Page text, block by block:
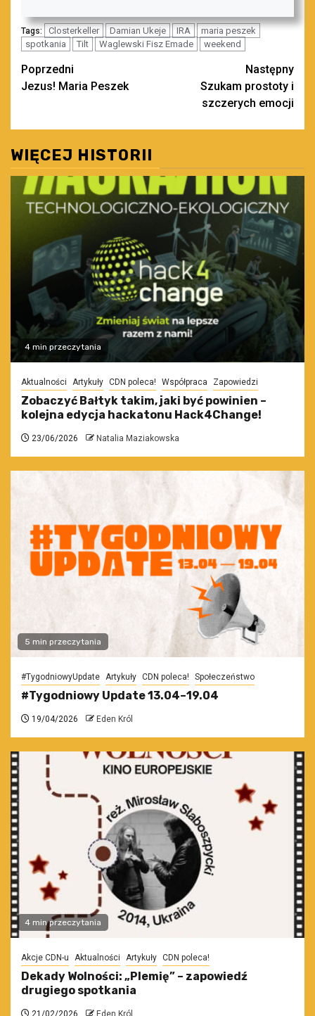
Tags: Closterkeller Damian Ukeje IRA
maria peszek
spotkania
Tilt Waglewski Fisz Emade weekend
Zobacz
wpisy
Poprzedni
Jezus! Maria Peszek
Następny
Szukam prostoty i
szczerych emocji
WIĘCEJ HISTORII
4 min przeczytania
Aktualności Artykuły CDN poleca! Współpraca Zapowiedzi
Zobaczyć Bałtyk takim, jaki być powinien –
kolejna edycja hackatonu Hack4Change!
23/06/2026 Natalia Maziakowska
5 min przeczytania
#TygodniowyUpdate Artykuły CDN poleca! Społeczeństwo
#Tygodniowy Update 13.04–19.04
19/04/2026 Eden Król
4 min przeczytania
Akcje CDN-u Aktualności Artykuły CDN poleca!
Dekady Wolności: „Plemię” – zapowiedź
drugiego spotkania